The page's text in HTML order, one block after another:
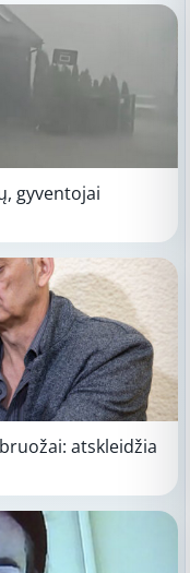
gyventojai
atskleidžia